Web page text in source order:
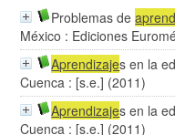
Problemas de
México : Ediciones
Aprendizajes en la
Cuenca : [s.e.] (2011)
Aprendizajes en la
Cuenca : [s.e.] (2011)